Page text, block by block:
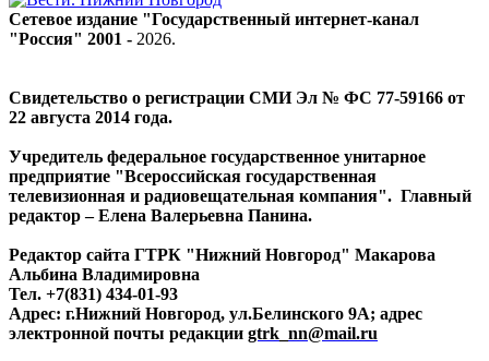
Сетевое издание "Государственный интернет-канал
"Россия" 2001 - 2026.
Свидетельство о регистрации СМИ Эл № ФС 77-59166 от
22 августа 2014 года.
Учредитель федеральное государственное унитарное
предприятие "Всероссийская государственная
телевизионная и радиовещательная компания". Главный
редактор – Елена Валерьевна Панина.
Редактор сайта ГТРК "Нижний Новгород" Макарова
Альбина Владимировна
Тел. +7(831) 434-01-93
Адрес: г.Нижний Новгород, ул.Белинского 9А; адрес
электронной почты редакции gtrk_nn@mail.ru